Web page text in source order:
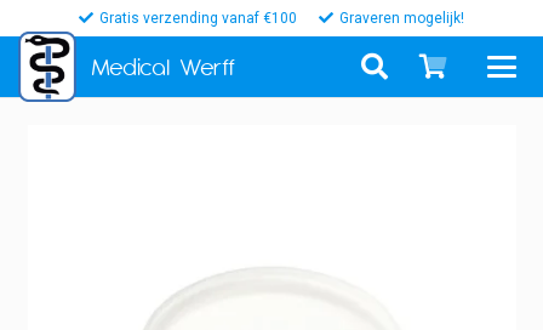
Gratis verzending vanaf €100 Graveren mogelijk!
Medical Werff